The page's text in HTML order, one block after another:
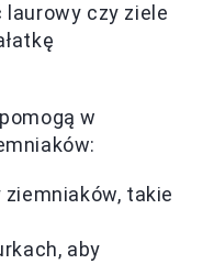
czy ziele
w
takie
aby